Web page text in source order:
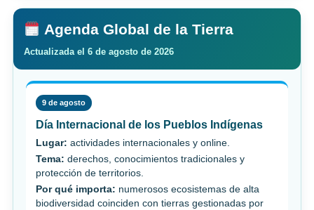
Agenda Global de la Tierra
Actualizada el 6 de agosto de 2026
9 de agosto
Día Internacional de los Pueblos Indígenas
Lugar: actividades internacionales y online.
Tema: derechos, conocimientos tradicionales y
protección de territorios.
Por qué importa: numerosos ecosistemas de alta
biodiversidad coinciden con tierras gestionadas por